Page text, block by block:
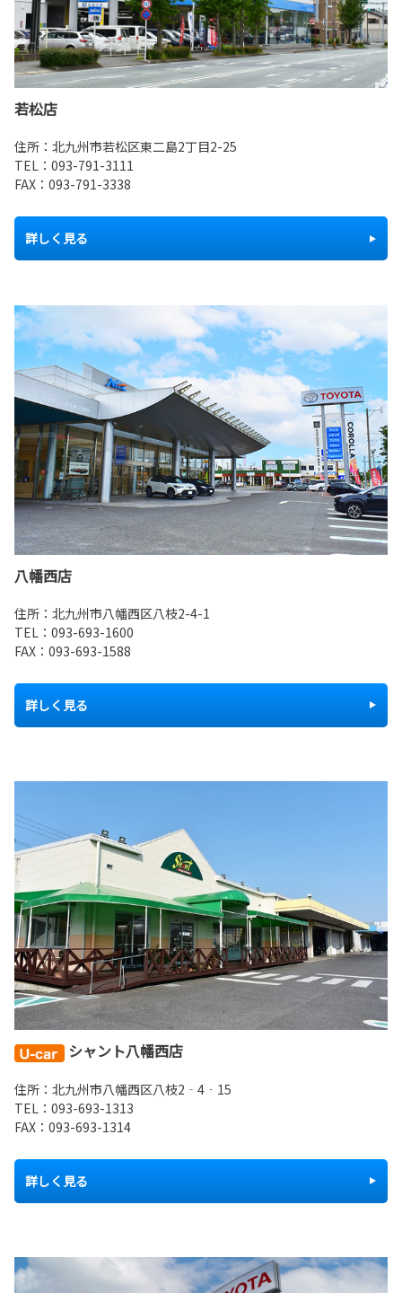
若松店
住所：北九州市若松区東二島2丁目2-25
TEL： 093-791-3111
FAX：093-791-3338
詳しく見る
八幡西店
住所：北九州市八幡西区八枝2-4-1
TEL： 093-693-1600
FAX：093-693-1588
詳しく見る
シャント八幡西店
住所：北九州市八幡西区八枝2‐4‐15
TEL： 093-693-1313
FAX：093-693-1314
詳しく見る